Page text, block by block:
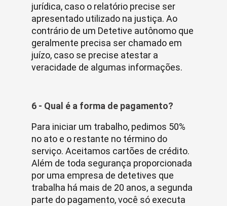
jurídica, caso o relatório precise ser
apresentado utilizado na justiça. Ao
contrário de um Detetive autônomo que
geralmente precisa ser chamado em
juízo, caso se precise atestar a
veracidade de algumas informações.
6 - Qual é a forma de pagamento?
Para iniciar um trabalho, pedimos 50%
no ato e o restante no término do
serviço. Aceitamos cartões de crédito.
Além de toda segurança proporcionada
por uma empresa de detetives que
trabalha há mais de 20 anos, a segunda
parte do pagamento, você só executa